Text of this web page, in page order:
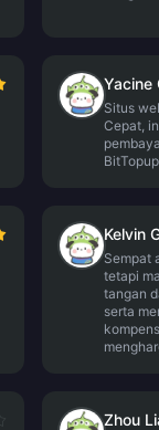
Yacine
Situs
Cepat,
Kelvin
Sempat
tetapi
tangan
serta
Zhou